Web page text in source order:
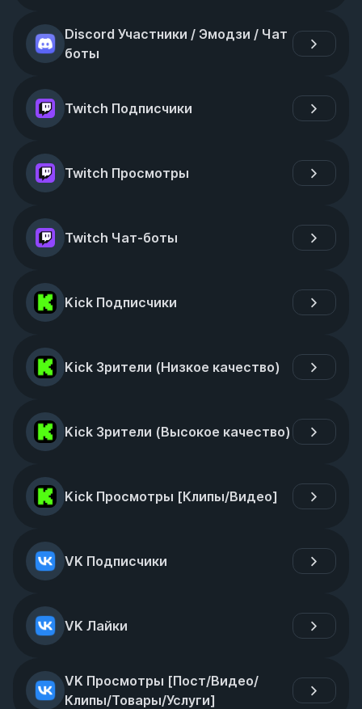
Discord Участники / Эмодзи / Чат
боты
Twitch Подписчики
Twitch Просмотры
Twitch Чат-боты
Kick Подписчики
Kick Зрители (Низкое качество)
Kick Зрители (Высокое качество)
Kick Просмотры [Клипы/Видео]
VK Подписчики
VK Лайки
VK Просмотры [Пост/Видео/
Клипы/Товары/Услуги]